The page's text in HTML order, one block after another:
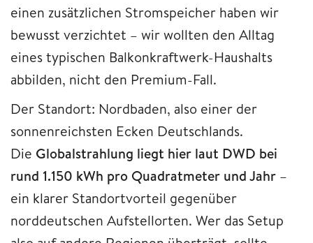
einen zusätzlichen Stromspeicher haben wir
bewusst verzichtet – wir wollten den Alltag
eines typischen Balkonkraftwerk-Haushalts
abbilden, nicht den Premium-Fall.
Der Standort: Nordbaden, also einer der
sonnenreichsten Ecken Deutschlands.
Die Globalstrahlung liegt hier laut DWD bei
rund 1.150 kWh pro Quadratmeter und Jahr –
ein klarer Standortvorteil gegenüber
norddeutschen Aufstellorten. Wer das Setup